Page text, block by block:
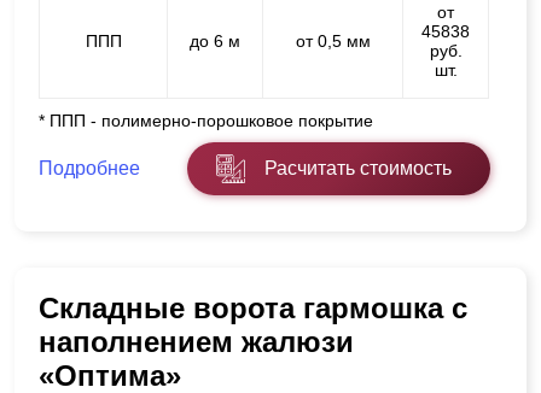
ППП до 6 м от 0,5 мм
от
45838
руб.
шт.
* ППП - полимерно-порошковое покрытие
Подробнее Расчитать стоимость
Складные ворота гармошка с
наполнением жалюзи
«Оптима»